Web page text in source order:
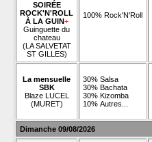
SOIRÉE
ROCK'N'ROLL
À LA GUIN+
Guinguette du
chateau
(LA SALVETAT
ST GILLES)
100% Rock'N'Roll
La mensuelle
SBK
Blaze LUCEL
(MURET)
30% Salsa
30% Bachata
30% Kizomba
10% Autres...
Dimanche 09/08/2026